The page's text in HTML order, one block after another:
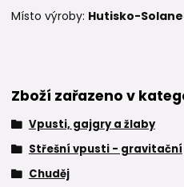
Místo výroby: Hutisko-
Zboží zařazeno v
Vpusti, gajgry a žlaby
Střešní vpusti - gravitační
Chuděj